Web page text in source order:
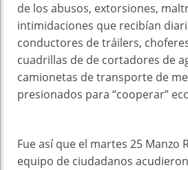
de los abusos, extorsiones,
intimidaciones que recibían
conductores de tráilers,
cuadrillas de de cortadores de
camionetas de transporte de
presionados para “cooperar”
Fue así que el martes 25 Manzo
equipo de ciudadanos